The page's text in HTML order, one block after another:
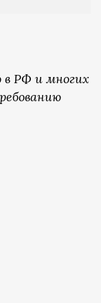
в РФ и многих